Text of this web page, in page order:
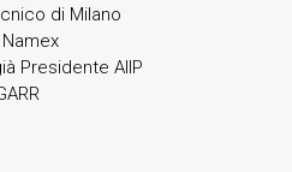
di Milano
Presidente AIIP